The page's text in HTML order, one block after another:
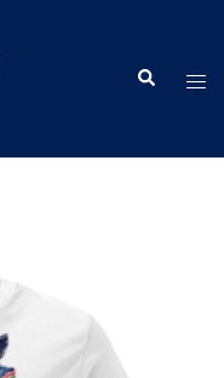
Search